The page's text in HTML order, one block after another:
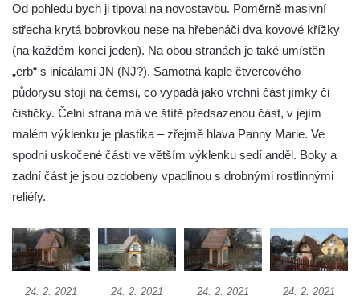
náměstí J. V. Kamarýta ve Velešíně
Kaple na hřbitově ve Velešíně
Márnice na hřbitově ve Velešíně
Kostel svatého Václava ve Velešíně
Poutní areál Římov
Kostel svatého Ducha v poutním areálu
Římov
Křížová cesta Římov – XXV. kaple – Boží
Křížová cesta Římov – XXIII. kaple –
Kalvárie
Křížová cesta Římov – XXII. kaple – Šimon
Od pohledu bych ji tipoval na novostavbu. Poměrně masivní
střecha krytá bobrovkou nese na hřebenáči dva kovové křížky
(na každém konci jeden). Na obou stranách je také umístěn
„erb“ s inicálami JN (NJ?). Samotná kaple čtvercového
půdorysu stojí na čemsi, co vypadá jako vrchní část jímky či
čističky. Čelní strana má ve štítě předsazenou část, v jejím
malém výklenku je plastika – zřejmě hlava Panny Marie. Ve
spodní uskočené části ve větším výklenku sedí anděl. Boky a
zadní část je jsou ozdobeny vpadlinou s drobnými rostlinnými
reliéfy.
24. 2. 2021 24. 2. 2021 24. 2. 2021 24. 2. 2021